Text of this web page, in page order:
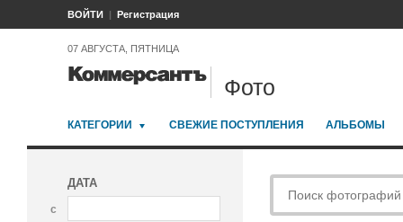
ВОЙТИ Регистрация
07 АВГУСТА, ПЯТНИЦА
Фото
КАТЕГОРИИ СВЕЖИЕ ПОСТУПЛЕНИЯ АЛЬБОМЫ
ДАТА
с